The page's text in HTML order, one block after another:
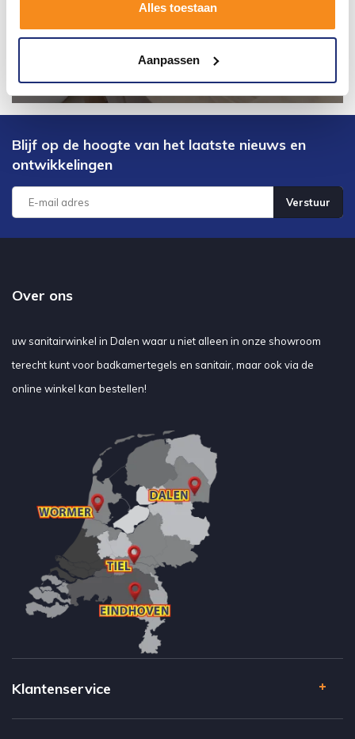
Alles toestaan
Aanpassen
Blijf op de hoogte van het laatste nieuws en
ontwikkelingen
Verstuur
Over ons
uw sanitairwinkel in Dalen waar u niet alleen in onze showroom
terecht kunt voor badkamertegels en sanitair, maar ook via de
online winkel kan bestellen!
Klantenservice